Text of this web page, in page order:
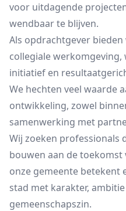
voor uitdagende
wendbaar te blijven.
Als opdrachtgever
collegiale werkomgeving,
initiatief en
We hechten veel waarde
ontwikkeling, zowel
samenwerking met
Wij zoeken professionals
bouwen aan de
onze gemeente betekent
stad met karakter,
gemeenschapszin.